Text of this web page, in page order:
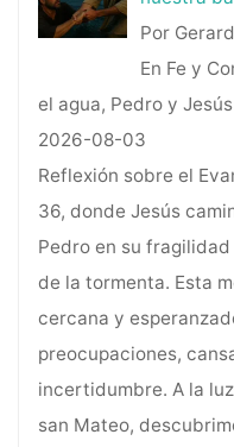
Por
En Fe y
el agua, Pedro y Jesús
2026-08-03
Reflexión sobre el
36, donde Jesús
Pedro en su
de la tormenta. Esta
cercana y
preocupaciones,
incertidumbre. A la
san Mateo,